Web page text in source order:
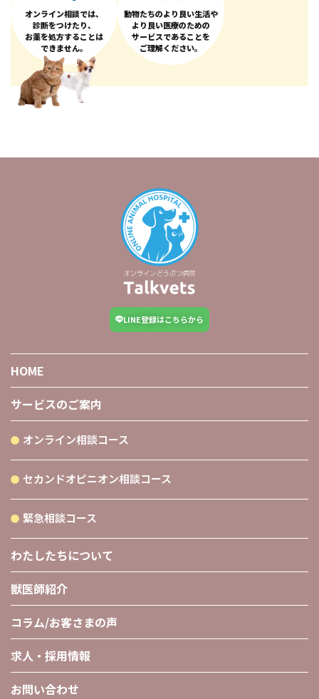
オンライン相談では、
診断をつけたり、
お薬を処方することは
できません。
動物たちのより良い生活や
より良い医療のための
サービスであることを
ご理解ください。
LINE登録はこちらから
HOME
サービスのご案内
オンライン相談コース
セカンドオピニオン相談コース
緊急相談コース
わたしたちについて
獣医師紹介
コラム/お客さまの声
求人・採用情報
お問い合わせ